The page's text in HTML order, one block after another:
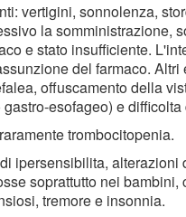
vertigini, sonnolenza,
la somministrazione,
e stato insufficiente.
del farmaco.
offuscamento della
esofageo) e
trombocitopenia.
ipersensibilita, alterazioni
soprattutto nei bambini,
tremore e insonnia.